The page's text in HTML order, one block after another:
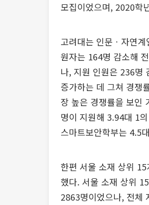
모집이었으며, 2020학
고려대는 인문ㆍ자연
원자는 164명 감소해
나, 지원 인원은 236명
증가하는 데 그쳐 경쟁
장 높은 경쟁률을 보인
명이 지원해 3.94대 1
스마트보안학부는 4.5
한편 서울 소재 상위
했다. 서울 소재 상위
2863명이었으나, 전체